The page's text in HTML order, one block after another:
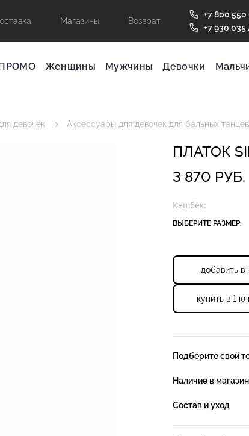
Магазины Возврат
+7 800 550
+7 930 035
Женщины Мужчины Девочки
девочек Аксессуары для девочек для бальных танцев
ПЛАТОК
3 870 РУБ.
Кешбек:
ВЫБЕРИТЕ РАЗМЕР:
добавить в
купить в 1
Подберите свой
Наличие в
Состав и уход